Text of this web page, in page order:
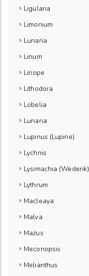
Ligularia
Limonium
Lunaria
Linum
Liriope
Lithodora
Lobelia
Lunaria
Lupinus (Lupine)
Lychnis
Lysimachia (Wederik)
Lythrum
Macleaya
Malva
Mazus
Meconopsis
Melianthus